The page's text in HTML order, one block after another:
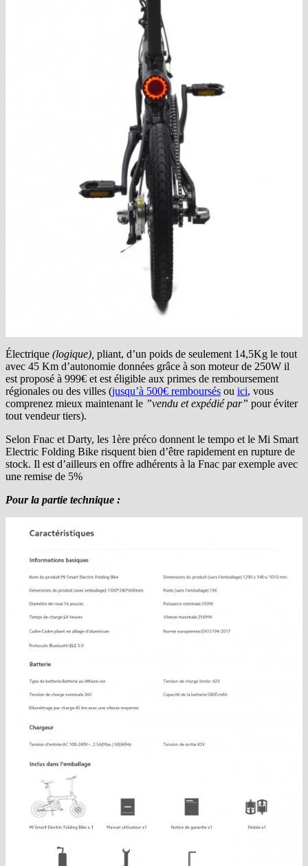
Électrique (logique), pliant, d’un poids de seulement 14,5Kg le tout
avec 45 Km d’autonomie données grâce à son moteur de 250W il
est proposé à 999€ et est éligible aux primes de remboursement
régionales ou des villes (jusqu’à 500€ remboursés ou ici, vous
comprenez mieux maintenant le ”vendu et expédié par” pour éviter
tout vendeur tiers).
Selon Fnac et Darty, les 1ère préco donnent le tempo et le Mi Smart
Electric Folding Bike risquent bien d’être rapidement en rupture de
stock. Il est d’ailleurs en offre adhérents à la Fnac par exemple avec
une remise de 5%
Pour la partie technique :